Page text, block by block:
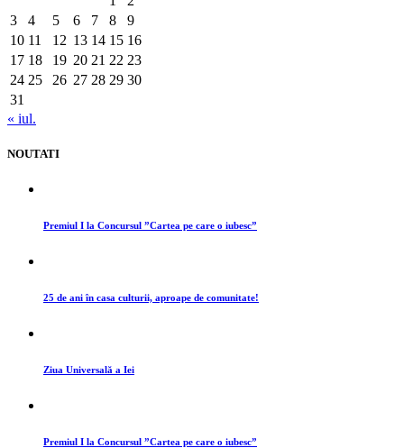
3
4 5 6 7 8
9
10 11 12 13 14 15 16
17 18 19 20 21 22 23
24 25 26 27 28 29 30
31
« iul.
NOUTATI
Premiul I la Concursul ”Cartea pe care o iubesc”
25 de ani în casa culturii, aproape de comunitate!
Ziua Universală a Iei
Premiul I la Concursul ”Cartea pe care o iubesc”